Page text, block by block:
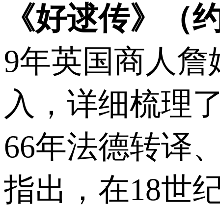
《好逑传》（
9年英国商人
入，详细梳理
66年法德转译
指出，在18世